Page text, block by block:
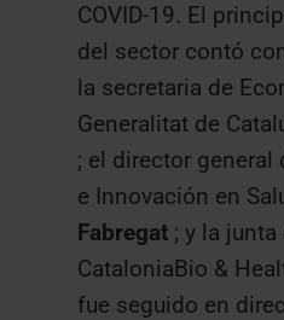
COVID-19. El
del sector contó
la secretaria de
Generalitat de
; el director general
e Innovación en
Fabregat ; y la
CataloniaBio &
fue seguido en